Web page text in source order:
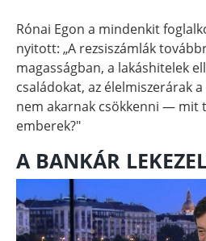
Rónai Egon a mindenkit
nyitott: „A rezsiszámlák
magasságban, a lakáshitelek
családokat, az élelmiszerárak
nem akarnak csökkenni — mit
emberek?"
A BANKÁR